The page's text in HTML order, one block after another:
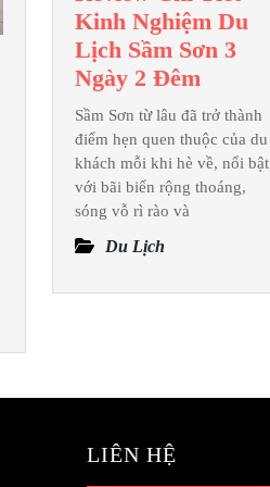
Kinh Nghiệm Du
Lịch Sầm Sơn 3
Ngày 2 Đêm
Chi
Tiết
Kinh
Nghiệm
Sơn
Sầm Sơn từ lâu đã trở thành
điểm hẹn quen thuộc của du
khách mỗi khi hè về, nổi bật
với bãi biển rộng thoáng,
sóng vỗ rì rào và
Du Lịch
LIÊN HỆ